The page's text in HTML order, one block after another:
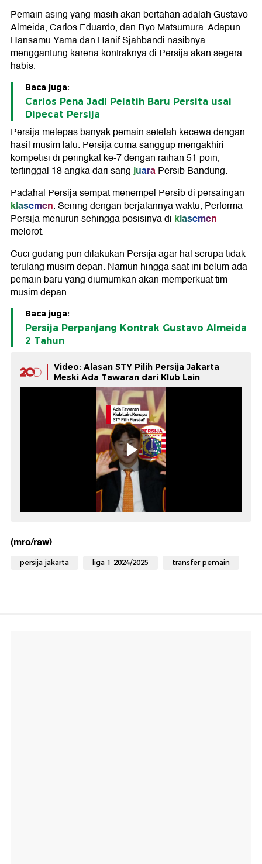
Pemain asing yang masih akan bertahan adalah Gustavo
Almeida, Carlos Eduardo, dan Ryo Matsumura. Adapun
Hansamu Yama dan Hanif Sjahbandi nasibnya
menggantung karena kontraknya di Persija akan segera
habis.
Baca juga:
Carlos Pena Jadi Pelatih Baru Persita usai
Dipecat Persija
Persija melepas banyak pemain setelah kecewa dengan
hasil musim lalu. Persija cuma sanggup mengakhiri
kompetisi di peringkat ke-7 dengan raihan 51 poin,
tertinggal 18 angka dari sangjuaraPersib Bandung.
Padahal Persija sempat menempel Persib di persaingan
klasemen. Seiring dengan berjalannya waktu, Performa
Persija menurun sehingga posisinya di klasemen
melorot.
Cuci gudang pun dilakukan Persija agar hal serupa tidak
terulang musim depan. Namun hingga saat ini belum ada
pemain baru yang diumumkan akan memperkuat tim
musim depan.
Baca juga:
Persija Perpanjang Kontrak Gustavo Almeida
2 Tahun
Video: Alasan STY Pilih Persija Jakarta
Meski Ada Tawaran dari Klub Lain
(mro/raw)
persija jakarta liga 1 2024/2025 transfer pemain